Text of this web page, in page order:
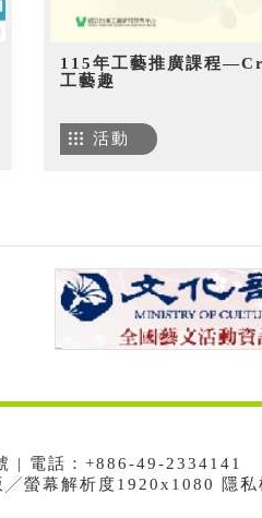
115年工藝推廣課程
工藝趣
活動
| 電話：+886-49-2334141
螢幕解析度1920x1080 隱私